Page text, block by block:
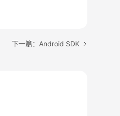
下一篇：Android SDK